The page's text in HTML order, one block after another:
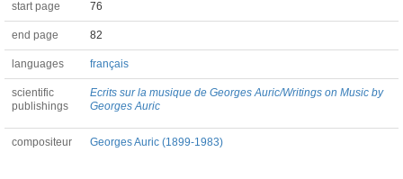
start page 76
end page 82
languages français
scientific
publishings
Ecrits sur la musique de Georges Auric/Writings on Music by
Georges Auric
compositeur Georges Auric (1899-1983)